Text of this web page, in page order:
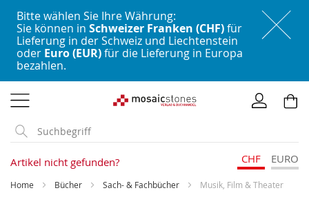
Bitte wählen Sie Ihre Währung:
Sie können in Schweizer Franken (CHF)für
Lieferung in der Schweiz und Liechtenstein
oder Euro (EUR)für die Lieferung in Europa
bezahlen.
zum
Inhalt
Artikel nicht gefunden? CHF EURO
Home Bücher Sach- & Fachbücher Musik, Film & Theater